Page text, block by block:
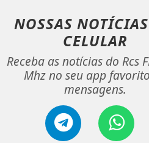
NOSSAS
CELULAR
Receba as notícias do Rcs
Mhz no seu app
mensagens.